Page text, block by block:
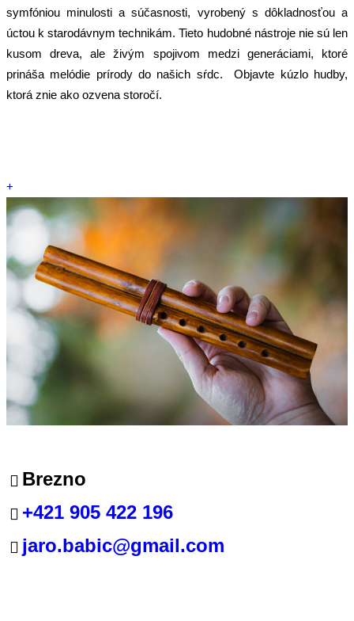
symfóniou minulosti a súčasnosti, vyrobený s dôkladnosťou a
úctou k starodávnym technikám. Tieto hudobné nástroje nie sú len
kusom dreva, ale živým spojivom medzi generáciami, ktoré
prináša melódie prírody do našich sŕdc. Objavte kúzlo hudby,
ktorá znie ako ozvena storočí.
+
Brezno
+421 905 422 196
jaro.babic@gmail.com